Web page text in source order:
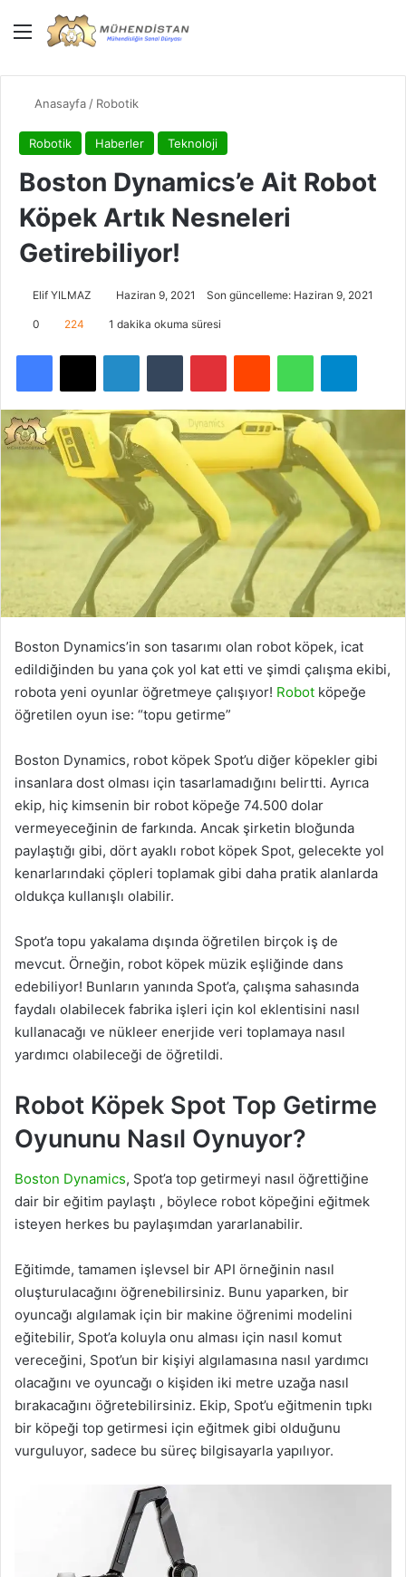
Menü
Anasayfa / Robotik
Robotik Haberler Teknoloji
Boston Dynamics’e Ait Robot
Köpek Artık Nesneleri
Getirebiliyor!
Elif YILMAZ Haziran 9, 2021 Son güncelleme: Haziran 9, 2021
0 224 1 dakika okuma süresi
Facebook
X LinkedInTumblr PinterestReddit WhatsApp
Boston Dynamics’in son tasarımı olan robot köpek, icat
edildiğinden bu yana çok yol kat etti ve şimdi çalışma ekibi,
robota yeni oyunlar öğretmeye çalışıyor! Robot köpeğe
öğretilen oyun ise: “topu getirme”
Boston Dynamics, robot köpek Spot’u diğer köpekler gibi
insanlara dost olması için tasarlamadığını belirtti. Ayrıca
ekip, hiç kimsenin bir robot köpeğe 74.500 dolar
vermeyeceğinin de farkında. Ancak şirketin bloğunda
paylaştığı gibi, dört ayaklı robot köpek Spot, gelecekte yol
kenarlarındaki çöpleri toplamak gibi daha pratik alanlarda
oldukça kullanışlı olabilir.
Spot’a topu yakalama dışında öğretilen birçok iş de
mevcut. Örneğin, robot köpek müzik eşliğinde dans
edebiliyor! Bunların yanında Spot’a, çalışma sahasında
faydalı olabilecek fabrika işleri için kol eklentisini nasıl
kullanacağı ve nükleer enerjide veri toplamaya nasıl
yardımcı olabileceği de öğretildi.
Robot Köpek Spot Top Getirme
Oyununu Nasıl Oynuyor?
Boston Dynamics, Spot’a top getirmeyi nasıl öğrettiğine
dair bir eğitim paylaştı , böylece robot köpeğini eğitmek
isteyen herkes bu paylaşımdan yararlanabilir.
Eğitimde, tamamen işlevsel bir API örneğinin nasıl
oluşturulacağını öğrenebilirsiniz. Bunu yaparken, bir
oyuncağı algılamak için bir makine öğrenimi modelini
eğitebilir, Spot’a koluyla onu alması için nasıl komut
vereceğini, Spot’un bir kişiyi algılamasına nasıl yardımcı
olacağını ve oyuncağı o kişiden iki metre uzağa nasıl
bırakacağını öğretebilirsiniz. Ekip, Spot’u eğitmenin tıpkı
bir köpeği top getirmesi için eğitmek gibi olduğunu
vurguluyor, sadece bu süreç bilgisayarla yapılıyor.